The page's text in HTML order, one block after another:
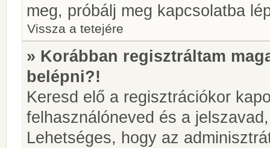
meg, próbálj meg kapcsolatba
Vissza a tetejére
» Korábban regisztráltam
belépni?!
Keresd elő a regisztrációkor
felhasználóneved és a
Lehetséges, hogy az